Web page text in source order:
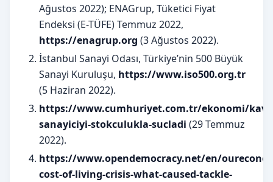
Ağustos 2022); ENAGrup, Tüketici Fiyat
Endeksi (E-TÜFE) Temmuz 2022,
https://enagrup.org (3 Ağustos 2022).
İstanbul Sanayi Odası, Türkiye’nin 500 Büyük
Sanayi Kuruluşu, https://www.iso500.org.tr
(5 Haziran 2022).
https://www.cumhuriyet.com.tr/ekonomi/
sanayiciyi-stokculukla-sucladi (29 Temmuz
2022).
https://www.opendemocracy.net/en/
cost-of-living-crisis-what-caused-tackle-